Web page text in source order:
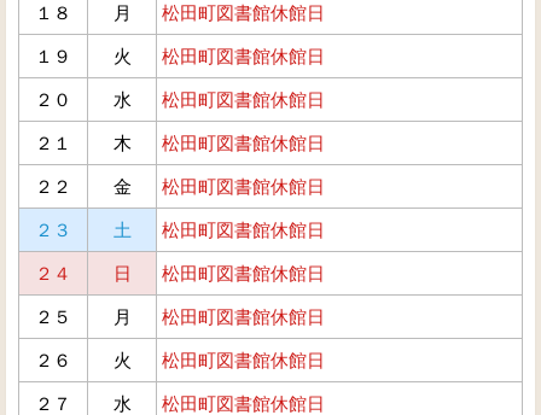
１８ 月 松田町図書館休館日
１９ 火 松田町図書館休館日
２０ 水 松田町図書館休館日
２１ 木 松田町図書館休館日
２２ 金 松田町図書館休館日
２３ 土 松田町図書館休館日
２４ 日 松田町図書館休館日
２５ 月 松田町図書館休館日
２６ 火 松田町図書館休館日
２７ 水 松田町図書館休館日